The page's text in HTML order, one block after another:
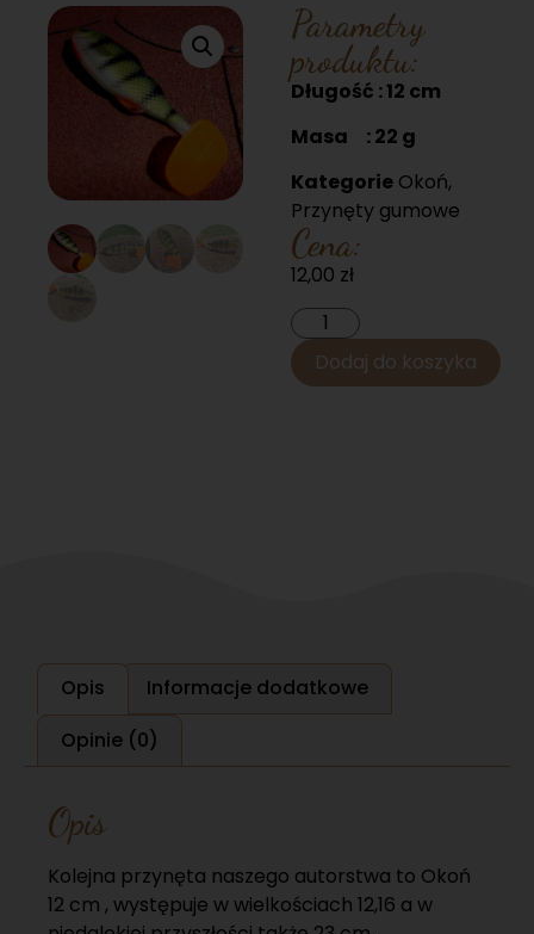
Parametry
produktu:
Długość : 12 cm
Masa : 22 g
Kategorie Okoń,
Przynęty gumowe
Cena:
12,00 zł
Dodaj do koszyka
Opis
Informacje dodatkowe
Opinie (0)
Opis
Kolejna przynęta naszego autorstwa to Okoń
12 cm , występuje w wielkościach 12,16 a w